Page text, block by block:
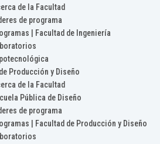
de la Facultad
de programa
| Facultad de Ingeniería
Producción y Diseño
de la Facultad
Pública de Diseño
de programa
| Facultad de Producción y Diseño